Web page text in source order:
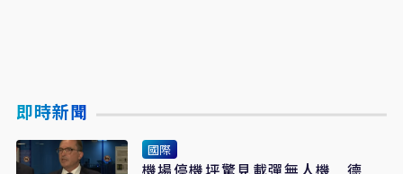
即時新聞
國際
機場停機坪驚見載彈無人機 德